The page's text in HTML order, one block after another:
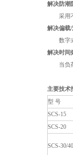
解决防潮
采用不
解决偏载
数字式
解决时间
当负荷
主要技术
型 号
SCS-15
SCS-20
SCS-30/40